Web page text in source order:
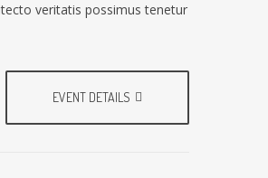
veritatis possimus tenetur
EVENT DETAILS